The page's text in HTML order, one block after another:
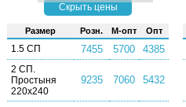
Скрыть цены
Раз­мер Розн. М-опт Опт
1.5 СП 7455 5700 4385
2 СП.
Простыня
220х240
9235 7060 5432